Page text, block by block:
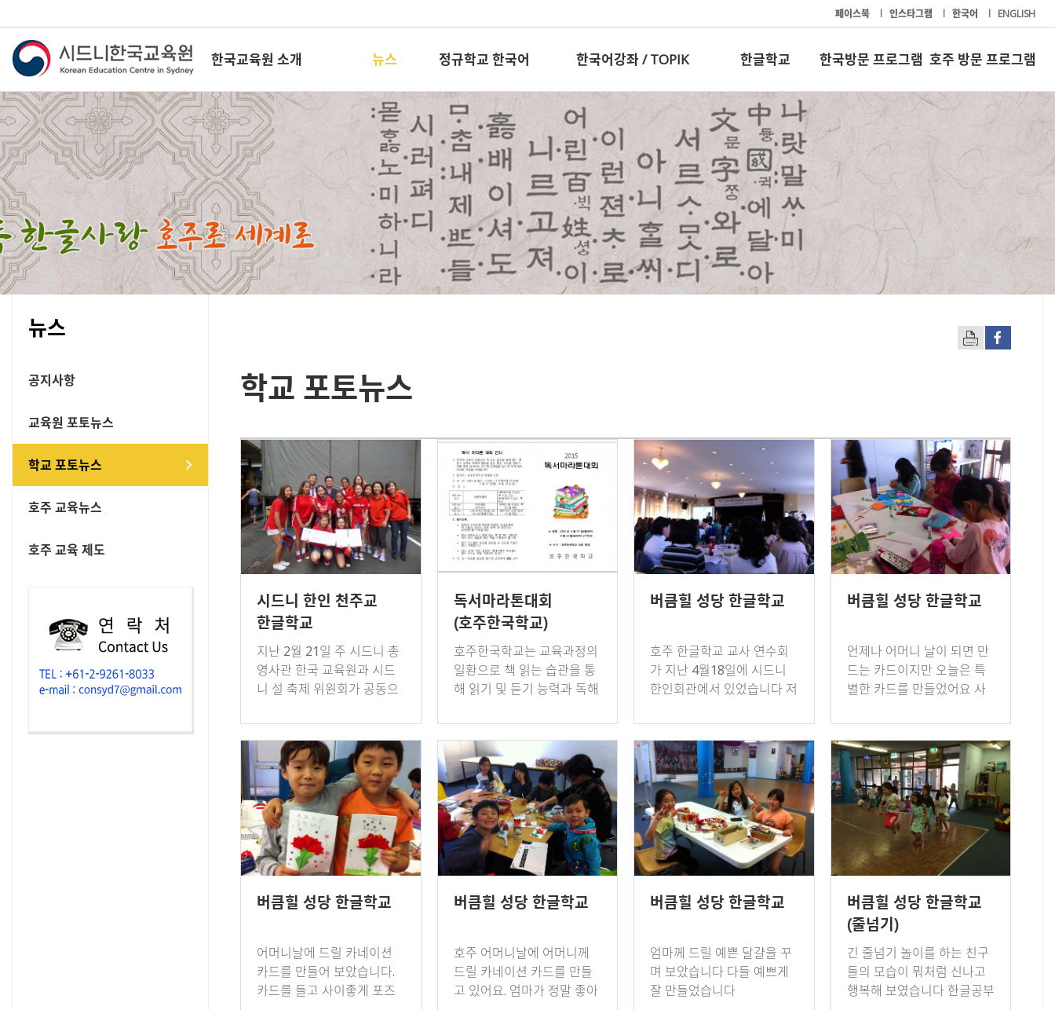
페이스북 l 인스타그램 l 한국어 l ENGLISH
한국교육원 소개 뉴스 정규학교 한국어 한국어강좌 / TOPIK 한글학교 한국방문 프로그램 호주 방문 프로그램
뉴스
공지사항
교육원 포토뉴스
학교 포토뉴스
호주 교육뉴스
호주 교육 제도
학교 포토뉴스
시드니 한인 천주교
한글학교
지난 2월 21일 주 시드니 총
영사관 한국 교육원과 시드
니 설 축제 위원회가 공동으
설축제 열린무대에서 7,8,9
학년으로 구성된 우리 한글
학교 학생등…
독서마라톤대회
(호주한국학교)
호주한국학교는 교육과정의
일환으로 책 읽는 습관을 통
해 읽기 및 듣기 능력과 독해
향해 달려가는 끈기와 성취
감을 높이기 위해 해마다 독
서마라톤대회를 열고…
버큼힐 성당 한글학교
호주 한글학교 교사 연수회
가 지난 4월18일에 시드니
한인회관에서 있었습니다 저
생님은 5분이 참석하셨습니
다. 예전과 비슷한 연수였지
만 이번에 새로 함께 …
버큼힐 성당 한글학교
언제나 어머니 날이 되면 만
드는 카드이지만 오늘은 특
별한 카드를 만들었어요 사
께 드립니다.
버큼힐 성당 한글학교
어머니날에 드릴 카네이션
카드를 만들어 보았습니다.
카드를 들고 사이좋게 포즈
버큼힐 성당 한글학교
호주 어머니날에 어머니께
드릴 카네이션 카드를 만들
고 있어요. 엄마가 정말 좋아
버큼힐 성당 한글학교
엄마께 드릴 예쁜 달걀을 꾸
며 보았습니다 다들 예쁘게
잘 만들었습니다
버큼힐 성당 한글학교
(줄넘기)
긴 줄넘기 놀이를 하는 친구
들의 모습이 뭐처럼 신나고
행복해 보였습니다 한글공부